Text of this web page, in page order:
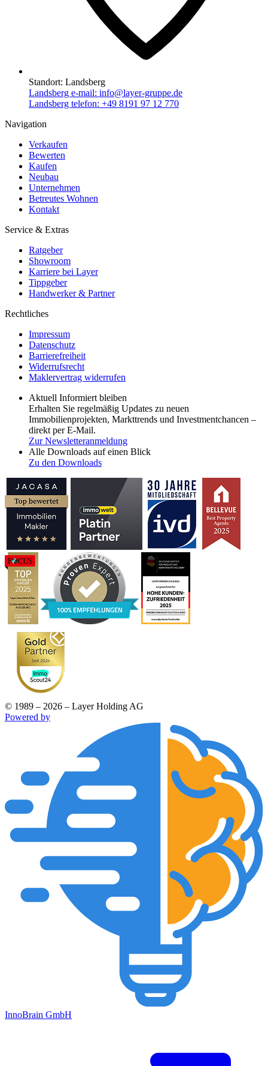
Standort: Landsberg
Landsberg e-mail: info@layer-gruppe.de
Landsberg telefon: +49 8191 97 12 770
Navigation
Verkaufen
Bewerten
Kaufen
Neubau
Unternehmen
Betreutes Wohnen
Kontakt
Service & Extras
Ratgeber
Showroom
Karriere bei Layer
Tippgeber
Handwerker & Partner
Rechtliches
Impressum
Datenschutz
Barrierefreiheit
Widerrufsrecht
Maklervertrag widerrufen
Aktuell Informiert bleiben
Erhalten Sie regelmäßig Updates zu neuen
Immobilienprojekten, Markttrends und Investmentchancen –
direkt per E-Mail.
Zur Newsletteranmeldung
Alle Downloads auf einen Blick
Zu den Downloads
© 1989 – 2026 – Layer Holding AG
Powered by
InnoBrain GmbH